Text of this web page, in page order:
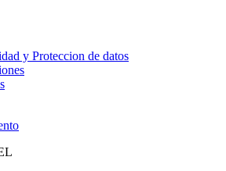
y Proteccion de datos